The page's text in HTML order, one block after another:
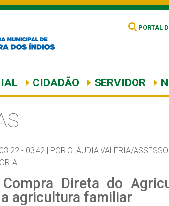
PORTAL
CIDADÃO SERVIDOR
- 03:42 | POR CLÁUDIA VALÉRIA/
Compra Direta do
agricultura familiar